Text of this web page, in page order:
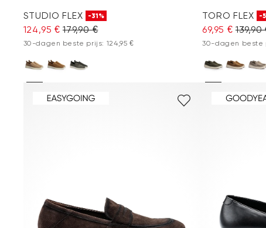
STUDIO FLEX -31%
124,95 € 179,90 €
30-dagen beste prijs: 124,95 €
TORO FLEX -
69,95 € 139,90
30-dagen beste